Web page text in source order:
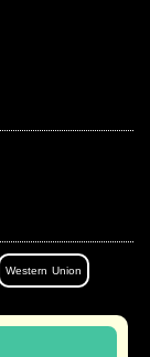
Western Union